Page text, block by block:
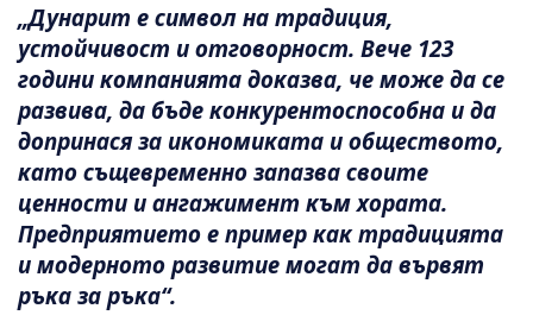
„Дунарит е символ на традиция,
устойчивост и отговорност. Вече 123
години компанията доказва, че може да се
развива, да бъде конкурентоспособна и да
допринася за икономиката и обществото,
като същевременно запазва своите
ценности и ангажимент към хората.
Предприятието е пример как традицията
и модерното развитие могат да вървят
ръка за ръка“.